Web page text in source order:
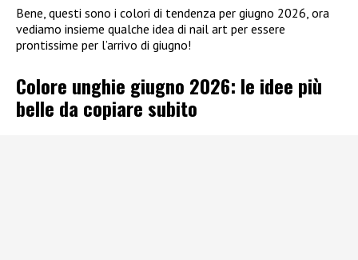
Bene, questi sono i colori di tendenza per giugno 2026, ora
vediamo insieme qualche idea di nail art per essere
prontissime per l’arrivo di giugno!
Colore unghie giugno 2026: le idee più
belle da copiare subito